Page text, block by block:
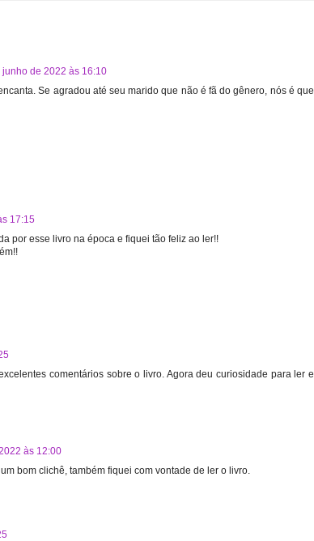
junho de 2022 às 16:10
Se agradou até seu marido que não é fã do gênero, nós é que
17:15
por esse livro na época e fiquei tão feliz ao ler!!
comentários sobre o livro. Agora deu curiosidade para ler e
às 12:00
bom clichê, também fiquei com vontade de ler o livro.